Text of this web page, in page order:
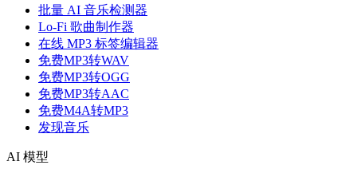
批量 AI 音乐检测器
Lo-Fi 歌曲制作器
在线 MP3 标签编辑器
免费MP3转WAV
免费MP3转OGG
免费MP3转AAC
免费M4A转MP3
发现音乐
AI 模型